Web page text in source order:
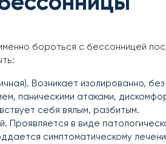
бороться с бессонницей
Возникает изолированно,
паническими атаками,
себя вялым, разбитым.
Проявляется в виде
симптоматическому